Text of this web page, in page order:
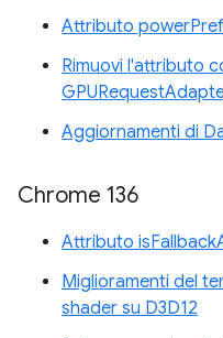
Attributo
Rimuovi l'attributo
Aggiornamenti di
Chrome 136
Attributo
Miglioramenti del
shader su D3D12